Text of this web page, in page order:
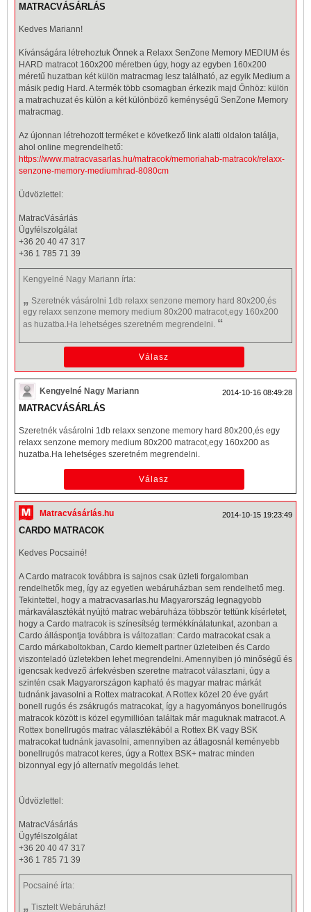
MATRACVÁSÁRLÁS
Kedves Mariann!
Kívánságára létrehoztuk Önnek a Relaxx SenZone Memory MEDIUM és
HARD matracot 160x200 méretben úgy, hogy az egyben 160x200
méretű huzatban két külön matracmag lesz található, az egyik Medium a
másik pedig Hard. A termék több csomagban érkezik majd Önhöz: külön
a matrachuzat és külön a két különböző keménységű SenZone Memory
matracmag.
Az újonnan létrehozott terméket e következő link alatti oldalon találja,
ahol online megrendelhető:
https://www.matracvasarlas.hu/matracok/memoriahab-matracok/relaxx-
senzone-memory-mediumhrad-8080cm
Üdvözlettel:
MatracVásárlás
Ügyfélszolgálat
+36 20 40 47 317
+36 1 785 71 39
Kengyelné Nagy Mariann írta:
„ Szeretnék vásárolni 1db relaxx senzone memory hard 80x200,és
egy relaxx senzone memory medium 80x200 matracot,egy 160x200
as huzatba.Ha lehetséges szeretném megrendelni. “
Kengyelné Nagy Mariann 2014-10-16 08:49:28
MATRACVÁSÁRLÁS
Szeretnék vásárolni 1db relaxx senzone memory hard 80x200,és egy
relaxx senzone memory medium 80x200 matracot,egy 160x200 as
huzatba.Ha lehetséges szeretném megrendelni.
Matracvásárlás.hu 2014-10-15 19:23:49
CARDO MATRACOK
Kedves Pocsainé!
A Cardo matracok továbbra is sajnos csak üzleti forgalomban
rendelhetők meg, így az egyetlen webáruházban sem rendelhető meg.
Tekintettel, hogy a matracvasarlas.hu Magyarország legnagyobb
márkaválasztékát nyújtó matrac webáruháza többször tettünk kísérletet,
hogy a Cardo matracok is színesítség termékkínálatunkat, azonban a
Cardo álláspontja továbbra is változatlan: Cardo matracokat csak a
Cardo márkaboltokban, Cardo kiemelt partner üzleteiben és Cardo
viszonteladó üzletekben lehet megrendelni. Amennyiben jó minőségű és
igencsak kedvező árfekvésben szeretne matracot választani, úgy a
szintén csak Magyarországon kapható és magyar matrac márkát
tudnánk javasolni a Rottex matracokat. A Rottex közel 20 éve gyárt
bonell
rugós és zsákrugós matracokat, így a hagyományos bonellrugós
matracok között is közel egymillióan találtak már maguknak matracot. A
Rottex bonellrugós matrac választékából a Rottex BK vagy BSK
matracokat tudnánk javasolni, amennyiben az átlagosnál keményebb
bonellrugós matracot keres, úgy a Rottex BSK+ matrac minden
bizonnyal egy jó alternatív megoldás lehet.
Üdvözlettel:
MatracVásárlás
Ügyfélszolgálat
+36 20 40 47 317
+36 1 785 71 39
Pocsainé írta:
„ Tisztelt Webáruház!